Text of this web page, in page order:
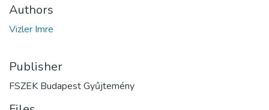
Authors
Vizler Imre
Publisher
FSZEK Budapest Gyűjtemény